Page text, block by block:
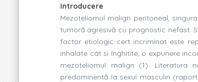
Introducere
Mezoteliomul malign peritoneal,
tumoră agresivă cu prognostic nefast.
factor etiologic cert incriminat este
inhalate cât si înghitite, o expunere
mezoteliomul malign (1).
predominentă la sexul masculin